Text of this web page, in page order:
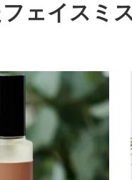
ェイスミ